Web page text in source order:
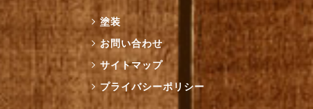
塗装
お問い合わせ
サイトマップ
プライバシーポリシー